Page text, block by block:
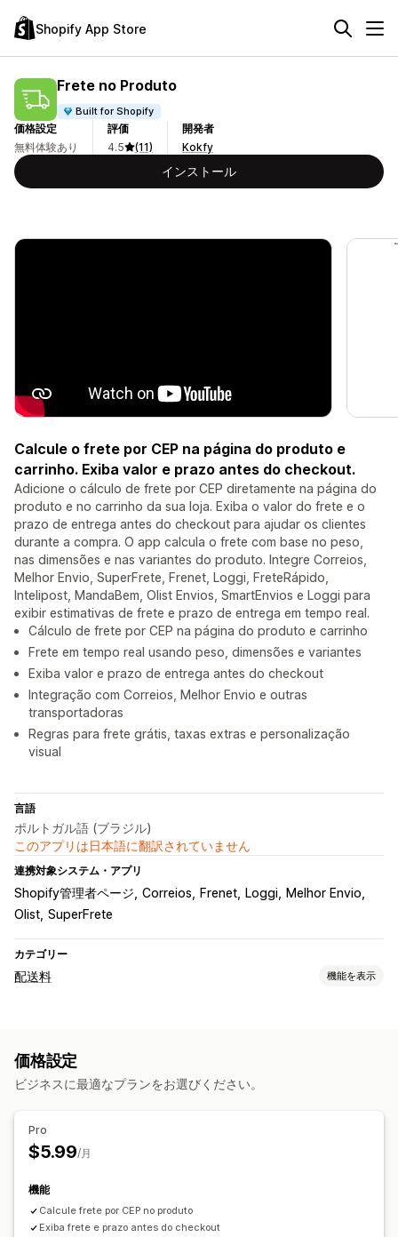
Shopify App Store
Frete no Produto
Built for Shopify
価格設定
無料体験あり
評価
4.5
(11)
開発者
Kokfy
インストール
Calcule o frete por CEP na página do produto e
carrinho. Exiba valor e prazo antes do checkout.
Adicione o cálculo de frete por CEP diretamente na página do
produto e no carrinho da sua loja. Exiba o valor do frete e o
prazo de entrega antes do checkout para ajudar os clientes
durante a compra. O app calcula o frete com base no peso,
nas dimensões e nas variantes do produto. Integre Correios,
Melhor Envio, SuperFrete, Frenet, Loggi, FreteRápido,
Intelipost, MandaBem, Olist Envios, SmartEnvios e Loggi para
exibir estimativas de frete e prazo de entrega em tempo real.
Cálculo de frete por CEP na página do produto e carrinho
Frete em tempo real usando peso, dimensões e variantes
Exiba valor e prazo de entrega antes do checkout
Integração com Correios, Melhor Envio e outras
transportadoras
Regras para frete grátis, taxas extras e personalização
visual
言語
ポルトガル語 (ブラジル)
このアプリは日本語に翻訳されていません
連携対象システム・アプリ
Shopify管理者ページ Correios Frenet Loggi
Melhor Envio
Olist SuperFrete
カテゴリー
配送料 機能を表示
商品ベース
カスタムルール
価格設定
ビジネスに最適なプランをお選びください。
Pro
$5.99/月
機能
Calcule frete por CEP no produto
Exiba frete e prazo antes do checkout